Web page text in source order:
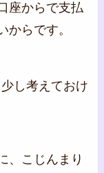
座からで支払
からです。
し考えておけ
、こじんまり